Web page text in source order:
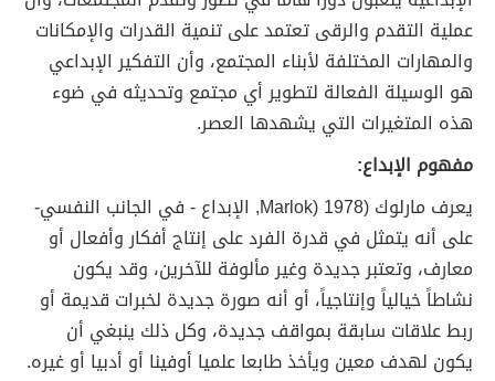
عملية التقدم والرقى تعتمد على تنمية القدرات والإمكانات
والمهارات المختلفة لأبناء المجتمع، وأن التفكير الإبداعي
هو الوسيلة الفعالة لتطوير أي مجتمع وتحديثه في ضوء
هذه المتغيرات التي يشهدها العصر.
مفهوم الإبداع:
يعرف مارلوك (1978 (Marlok, الإبداع - في الجانب النفسي-
على أنه يتمثل في قدرة الفرد على إنتاج أفكار وأفعال أو
معارف، وتعتبر جديدة وغير مألوفة للآخرين، وقد يكون
نشاطاً خيالياً وإنتاجياً، أو أنه صورة جديدة لخبرات قديمة أو
ربط علاقات سابقة بمواقف جديدة، وكل ذلك ينبغي أن
يكون لهدف معين ويأخذ طابعا علميا أوفينا أو أدبيا أو غيره.